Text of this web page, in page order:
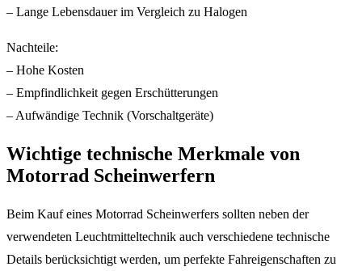
– Lange Lebensdauer im Vergleich zu Halogen
Nachteile:
– Hohe Kosten
– Empfindlichkeit gegen Erschütterungen
– Aufwändige Technik (Vorschaltgeräte)
Wichtige technische Merkmale von
Motorrad Scheinwerfern
Beim Kauf eines Motorrad Scheinwerfers sollten neben der
verwendeten Leuchtmitteltechnik auch verschiedene technische
Details berücksichtigt werden, um perfekte Fahreigenschaften zu